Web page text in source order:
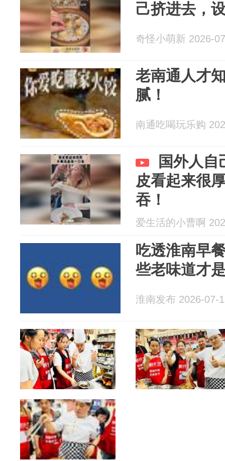
己挤进去，
奇怪小萌新 2026-
老南通人才
腻！
南通吃喝玩乐购
国外人自
皮看起来很
吞！
爱生活的小曹啊
吃透淮南早
些老味道才
淮南发布 2026-07-